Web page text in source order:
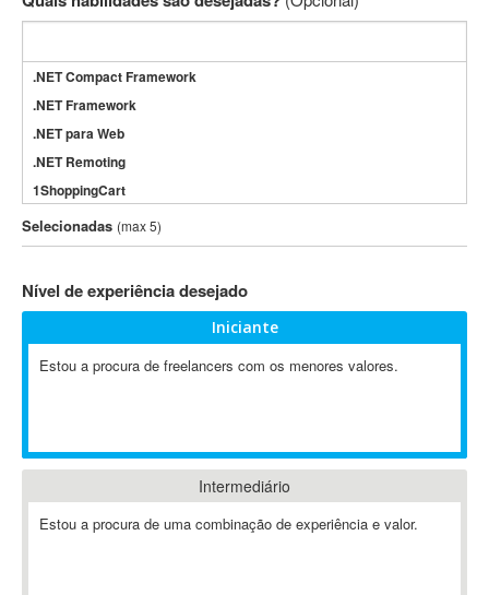
.NET Compact Framework
.NET Framework
.NET para Web
.NET Remoting
1ShoppingCart
3DS Max
3GSM
802.11
A-GPS
ABAP
Abaqus
ABBYY FineReader
Selecionadas (max 5)
Nível de experiência desejado
Iniciante
Estou a procura de freelancers com os menores valores.
Intermediário
Estou a procura de uma combinação de experiência e valor.